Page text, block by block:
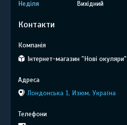
Неділя
Вихідний
Контакти
Інтернет-магазин "Нові окуляри"
Лондонська 1, Изюм, Україна